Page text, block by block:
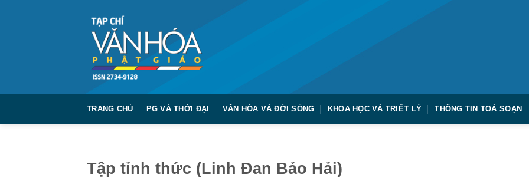
TRANG CHỦ PG VÀ THỜI ĐẠI VĂN HÓA VÀ ĐỜI SỐNG KHOA HỌC VÀ TRIẾT LÝ THÔNG TIN TOÀ SOẠN
Tập tỉnh thức (Linh Đan Bảo Hải)